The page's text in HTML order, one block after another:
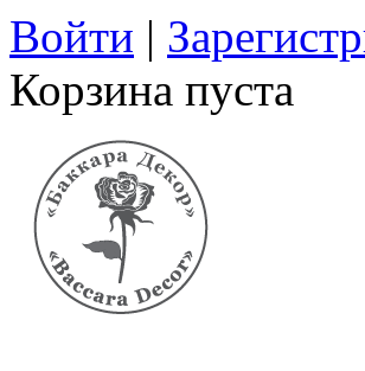
Войти |
Корзина пуста